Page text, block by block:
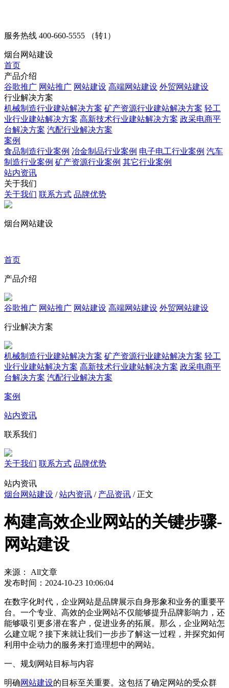
服务热线 400-660-5555 （转1）
烟台网站建设
首页
产品介绍
谷歌推广 网站推广 网站建设 高端网站建设 外贸网站建设
行业解决方案
机械制造行业建站解决方案 矿产资源行业建站解决方案 轻工
业行业建站解决方案 高新技术行业建站解决方案 政采电商平
台解决方案 汽配行业解决方案
案例
食品制造行业案例 冶金制品行业案例 电子电工行业案例 汽车
制造行业案例 矿产资源行业案例 其它行业案例
站内资讯
关于我们
关于我们 联系方式 品牌优势
烟台网站建设
首页
产品介绍
谷歌推广 网站推广 网站建设 高端网站建设 外贸网站建设
行业解决方案
机械制造行业建站解决方案 矿产资源行业建站解决方案 轻工
业行业建站解决方案 高新技术行业建站解决方案 政采电商平
台解决方案 汽配行业解决方案
案例
站内资讯
联系我们
关于我们 联系方式 品牌优势
站内资讯
烟台网站建设 /站内资讯 / 产品资讯 / 正文
构建高效企业网站的关键步骤-
网站建设
来源： All文章
发布时间：2024-10-23 10:06:04
在数字化时代，企业网站是品牌展示自身形象和业务的重要平
台。一个专业、高效的企业网站不仅能够提升品牌影响力，还
能够吸引更多潜在客户，促进业务的拓展。那么，企业网站怎
么建立呢？接下来就让我们一步步了解这一过程，并探究如何
利用中企动力的服务来打造理想中的网站。
一、规划网站目标与内容
明确网站建设的目标至关重要。这包括了确定网站的受众群